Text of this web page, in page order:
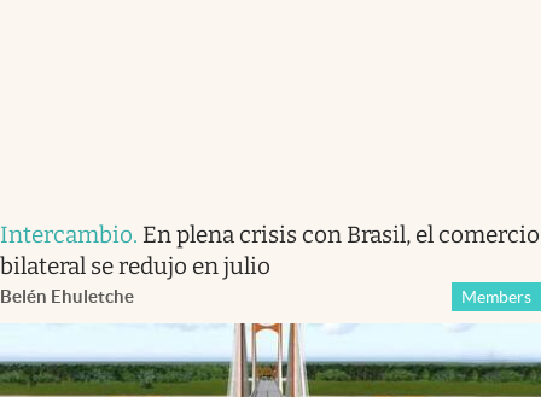
Intercambio. En plena crisis con Brasil, el comercio
bilateral se redujo en julio
Belén Ehuletche Members